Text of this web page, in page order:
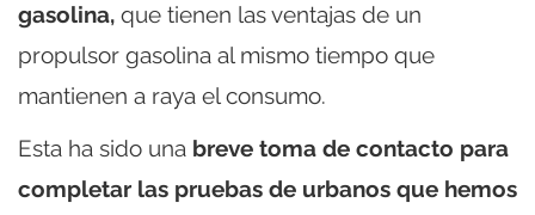
gasolina, que tienen las ventajas de un
propulsor gasolina al mismo tiempo que
mantienen a raya el consumo.
Esta ha sido una breve toma de contacto para
completar las pruebas de urbanos que hemos